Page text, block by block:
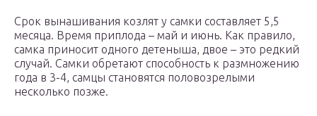
Срок вынашивания козлят у самки составляет 5,5
месяца. Время приплода – май и июнь. Как правило,
самка приносит одного детеныша, двое – это редкий
случай. Самки обретают способность к размножению
года в 3-4, самцы становятся половозрелыми
несколько позже.